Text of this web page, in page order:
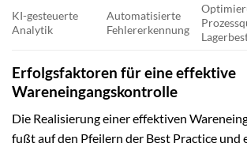
KI-gesteuerte
Analytik
Automatisierte
Fehlererkennung
Erfolgsfaktoren für eine effektive
Wareneingangskontrolle
Die Realisierung einer effektiven
fußt auf den Pfeilern der Best Practice und